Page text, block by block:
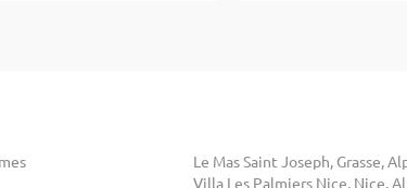
Le Mas Saint Joseph, Grasse,
Villa Les Palmiers Nice, Nice,